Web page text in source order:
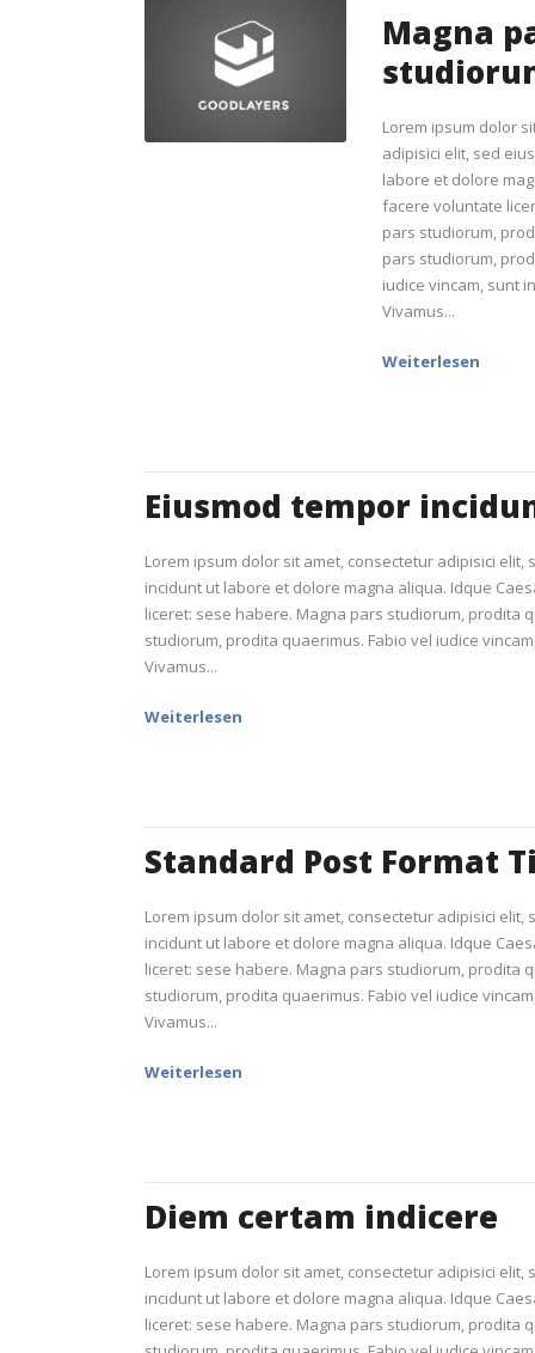
Magna
Lorem ipsum dolor
adipisici elit, sed
labore et dolore
facere voluntate
pars studiorum,
pars studiorum,
iudice vincam, sunt
Vivamus...
Weiterlesen
Eiusmod tempor
Lorem ipsum dolor sit amet, consectetur adipisici elit,
incidunt ut labore et dolore magna aliqua. Idque
liceret: sese habere. Magna pars studiorum, prodita
studiorum, prodita quaerimus. Fabio vel iudice
Vivamus...
Weiterlesen
Standard Post Format
Lorem ipsum dolor sit amet, consectetur adipisici elit,
incidunt ut labore et dolore magna aliqua. Idque
liceret: sese habere. Magna pars studiorum, prodita
studiorum, prodita quaerimus. Fabio vel iudice
Vivamus...
Weiterlesen
Diem certam indicere
Lorem ipsum dolor sit amet, consectetur adipisici elit,
incidunt ut labore et dolore magna aliqua. Idque
liceret: sese habere. Magna pars studiorum, prodita